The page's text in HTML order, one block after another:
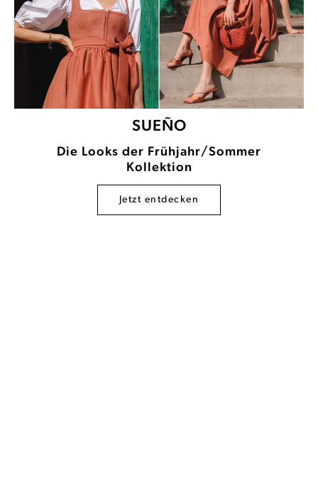
SUEÑO
Die Looks der Frühjahr/Sommer
Kollektion
Jetzt entdecken